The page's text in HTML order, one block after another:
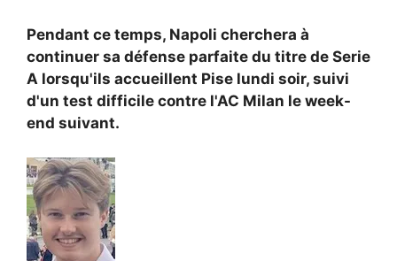
Pendant ce temps, Napoli cherchera à
continuer sa défense parfaite du titre de Serie
A lorsqu'ils accueillent Pise lundi soir, suivi
d'un test difficile contre l'AC Milan le week-
end suivant.